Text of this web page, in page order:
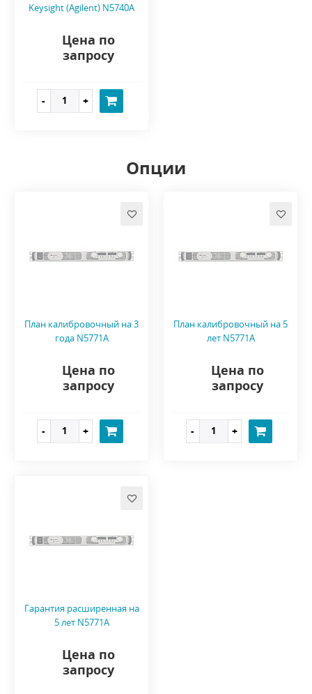
Keysight (Agilent) N5740A
Цена по
запросу
Опции
План калибровочный на 3
года N5771A
Цена по
запросу
План калибровочный на 5
лет N5771A
Цена по
запросу
Гарантия расширенная на
5 лет N5771A
Цена по
запросу